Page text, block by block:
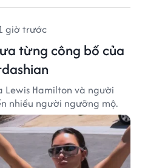
giờ trước
từng công bố của
Hamilton và người
nhiều người ngưỡng mộ.